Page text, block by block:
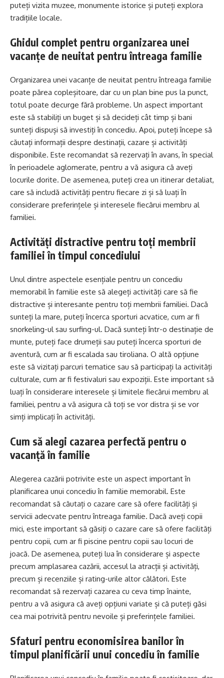
puteți vizita muzee, monumente istorice și puteți explora
tradițiile locale.
Ghidul complet pentru organizarea unei
vacanțe de neuitat pentru întreaga familie
Organizarea unei vacanțe de neuitat pentru întreaga familie
poate părea copleșitoare, dar cu un plan bine pus la punct,
totul poate decurge fără probleme. Un aspect important
este să stabiliți un buget și să decideți cât timp și bani
sunteți dispuși să investiți în concediu. Apoi, puteți începe să
căutați informații despre destinații, cazare și activități
disponibile. Este recomandat să rezervați în avans, în special
în perioadele aglomerate, pentru a vă asigura că aveți
locurile dorite. De asemenea, puteți crea un itinerar detaliat,
care să includă activități pentru fiecare zi și să luați în
considerare preferințele și interesele fiecărui membru al
familiei.
Activități distractive pentru toți membrii
familiei în timpul concediului
Unul dintre aspectele esențiale pentru un concediu
memorabil în familie este să alegeți activități care să fie
distractive și interesante pentru toți membrii familiei. Dacă
sunteți la mare, puteți încerca sporturi acvatice, cum ar fi
snorkeling-ul sau surfing-ul. Dacă sunteți într-o destinație de
munte, puteți face drumeții sau puteți încerca sporturi de
aventură, cum ar fi escalada sau tiroliana. O altă opțiune
este să vizitați parcuri tematice sau să participați la activități
culturale, cum ar fi festivaluri sau expoziții. Este important să
luați în considerare interesele și limitele fiecărui membru al
familiei, pentru a vă asigura că toți se vor distra și se vor
simți implicați în activități.
Cum să alegi cazarea perfectă pentru o
vacanță în familie
Alegerea cazării potrivite este un aspect important în
planificarea unui concediu în familie memorabil. Este
recomandat să căutați o cazare care să ofere facilități și
servicii adecvate pentru întreaga familie. Dacă aveți copii
mici, este important să găsiți o cazare care să ofere facilități
pentru copii, cum ar fi piscine pentru copii sau locuri de
joacă. De asemenea, puteți lua în considerare și aspecte
precum amplasarea cazării, accesul la atracții și activități,
precum și recenziile și rating-urile altor călători. Este
recomandat să rezervați cazarea cu ceva timp înainte,
pentru a vă asigura că aveți opțiuni variate și că puteți găsi
cea mai potrivită pentru nevoile și preferințele familiei.
Sfaturi pentru economisirea banilor în
timpul planificării unui concediu în familie